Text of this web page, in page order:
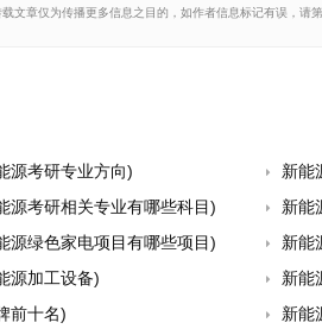
文章仅为传播更多信息之目的，如作者信息标记有误，请
源考研专业方向)
新能
源考研相关专业有哪些科目)
新能
源绿色家电项目有哪些项目)
新能
源加工设备)
新能
前十名)
新能